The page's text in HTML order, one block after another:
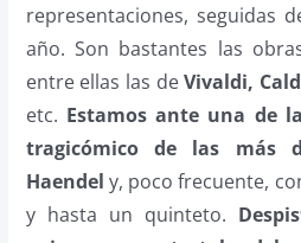
representaciones, seguidas
año. Son bastantes las
entre ellas las deVivaldi,
etc. Estamos ante una de
tragicómico de las más
Haendel y, poco frecuente,
y hasta un quinteto.